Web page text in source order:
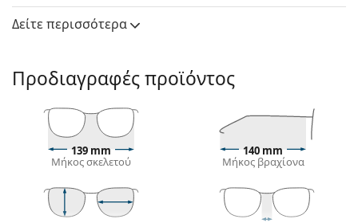
Guess GU7850 52H 56είναι γυναικεία γυαλιά ηλίου.
Δείτε πώς φαίνονται πάνω σας αυτά τα γυαλιά ηλίου
Lentiamo.
Το καφέ χρώμα του σκελετού ταιριάζει απόλυτα με
το ζεστό χρώμα του δέρματος και ανοιχτά καφέ,
μαύρα ή σκούρα ξανθά μαλλιά.
ιδανική επιλογή για όσους έχουν στρογγυλό, οβάλ
ή τριγωνικό σχήμα προσώπου.
Δείτε περισσότερα
Προδιαγραφές προϊόντος
139 mm
Μήκος σκελετού
140 mm
Μήκος βραχίονα